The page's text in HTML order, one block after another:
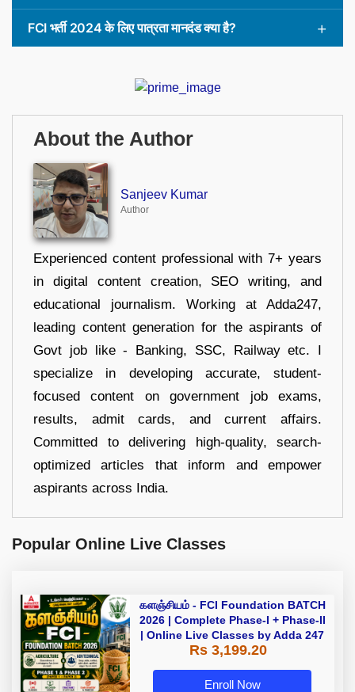
FCI भर्ती 2024 के लिए पात्रता मानदंड क्या है?
About the Author
Sanjeev Kumar
Author
Experienced content professional with 7+ years
in digital content creation, SEO writing, and
educational journalism. Working at Adda247,
leading content generation for the aspirants of
Govt job like - Banking, SSC, Railway etc. I
specialize in developing accurate, student-
focused content on government job exams,
results, admit cards, and current affairs.
Committed to delivering high-quality, search-
optimized articles that inform and empower
aspirants across India.
Popular Online Live Classes
களஞ்சியம் - FCI Foundation BATCH
2026 | Complete Phase-I + Phase-II
| Online Live Classes by Adda 247
Rs 3,199.20
Enroll Now